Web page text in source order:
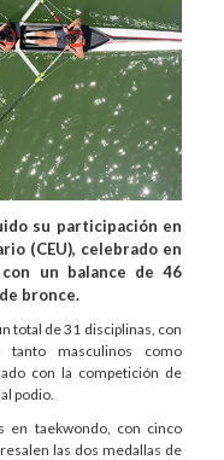
su participación en
(CEU), celebrado en
un balance de 46
bronce.
total de 31 disciplinas, con
tanto masculinos como
con la competición de
podio.
en taekwondo, con cinco
las dos medallas de